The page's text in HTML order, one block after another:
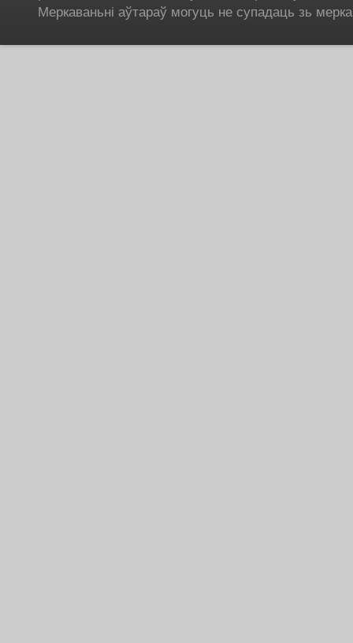
Меркаваньні аўтараў могуць не супадаць зь